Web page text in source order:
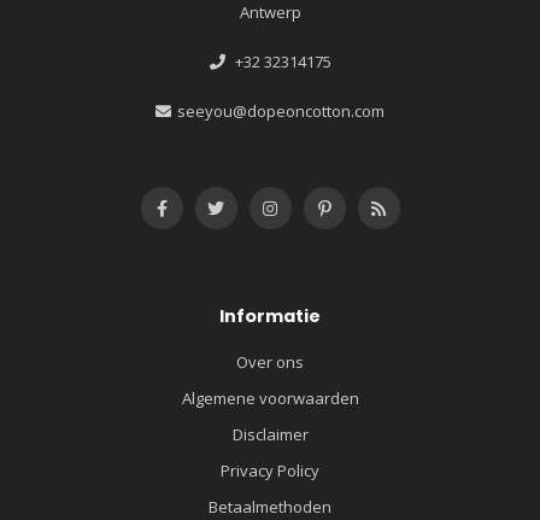
Antwerp
+32 32314175
seeyou@dopeoncotton.com
Informatie
Over ons
Algemene voorwaarden
Disclaimer
Privacy Policy
Betaalmethoden